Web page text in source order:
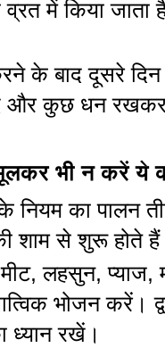
में किया जाता
के बाद दूसरे दिन
और कुछ धन
भी न करें ये
नियम का पालन
शाम से शुरू होते
लहसुन,
भोजन करें।
ध्यान रखें।